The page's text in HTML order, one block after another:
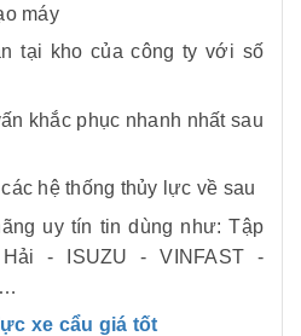
máy
tại kho của công ty với số
khắc phục nhanh nhất sau
hệ thống thủy lực về sau
uy tín tin dùng như: Tập
- ISUZU - VINFAST -
xe cẩu giá tốt